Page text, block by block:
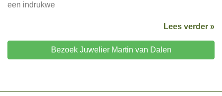
een indrukwe
Lees verder »
Bezoek Juwelier Martin van Dalen